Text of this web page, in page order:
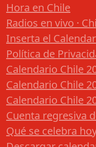
Hora en Chile
Radios en vivo ·
Inserta el
Política de
Calendario Chile
Calendario Chile
Calendario Chile
Cuenta regresiva
Qué se celebra